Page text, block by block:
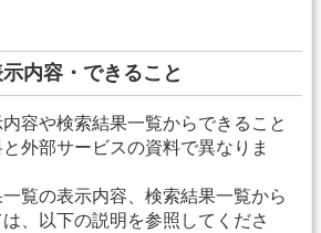
内容・できること
容や検索結果一覧からできること
外部サービスの資料で異なりま
覧の表示内容、検索結果一覧から
、以下の説明を参照してくださ